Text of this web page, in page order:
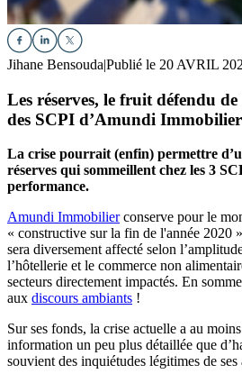
Jihane Bensouda|Publié le 20 AVRIL
Les réserves, le fruit défendu
des SCPI d’Amundi
La crise pourrait (enfin) permettre
réserves qui sommeillent chez les 3
performance.
Amundi Immobilierconserve pour le
« constructive sur la fin de l'année 2020
sera diversement affecté selon
l’hôtellerie et le commerce non
secteurs directement impactés. En
aux discours ambiants !
Sur ses fonds, la crise actuelle a au
information un peu plus détaillée que
souvient des inquiétudes légitimes de ses